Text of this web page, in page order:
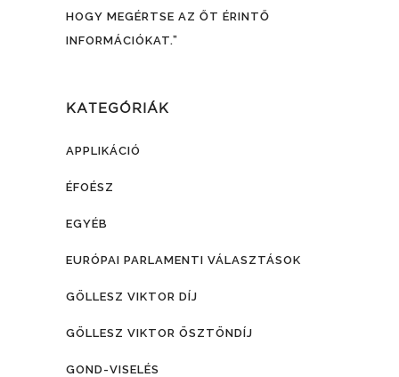
HOGY MEGÉRTSE AZ ŐT ÉRINTŐ
INFORMÁCIÓKAT.”
KATEGÓRIÁK
APPLIKÁCIÓ
ÉFOÉSZ
EGYÉB
EURÓPAI PARLAMENTI VÁLASZTÁSOK
GÖLLESZ VIKTOR DÍJ
GÖLLESZ VIKTOR ÖSZTÖNDÍJ
GOND-VISELÉS